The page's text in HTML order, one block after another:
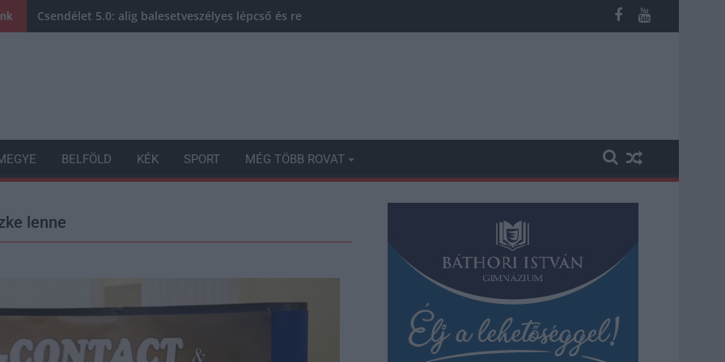
Csendélet 5.0: alig balesetveszélyes lépcső és remek állapotban levő buszmegálló mutatja, hogy Szolnok mennyire élhető
BELFÖLD KÉK SPORT MÉG TÖBB ROVAT
lenne